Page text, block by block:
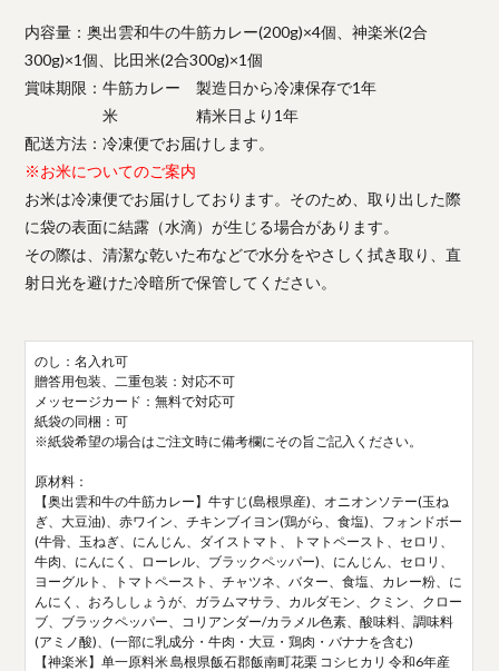
内容量：奥出雲和牛の牛筋カレー(200g)×4個、神楽米(2合
300g)×1個、比田米(2合300g)×1個
賞味期限：牛筋カレー 製造日から冷凍保存で1年
米 精米日より1年
配送方法：冷凍便でお届けします。
※お米についてのご案内
お米は冷凍便でお届けしております。そのため、取り出した際
に袋の表面に結露（水滴）が生じる場合があります。
その際は、清潔な乾いた布などで水分をやさしく拭き取り、直
射日光を避けた冷暗所で保管してください。
のし：名入れ可
贈答用包装、二重包装：対応不可
メッセージカード：無料で対応可
紙袋の同梱：可
※紙袋希望の場合はご注文時に備考欄にその旨ご記入ください。
原材料：
【奥出雲和牛の牛筋カレー】牛すじ(島根県産)、オニオンソテー(玉ね
ぎ、大豆油)、赤ワイン、チキンブイヨン(鶏がら、食塩)、フォンドボー
(牛骨、玉ねぎ、にんじん、ダイストマト、トマトペースト、セロリ、
牛肉、にんにく、ローレル、ブラックペッパー)、にんじん、セロリ、
ヨーグルト、トマトペースト、チャツネ、バター、食塩、カレー粉、に
んにく、おろししょうが、ガラムマサラ、カルダモン、クミン、クロー
ブ、ブラックペッパー、コリアンダー/カラメル色素、酸味料、調味料
(アミノ酸)、(一部に乳成分・牛肉・大豆・鶏肉・バナナを含む)
【神楽米】单一原料米 島根県飯石郡飯南町花栗 コシヒカリ 令和6年産